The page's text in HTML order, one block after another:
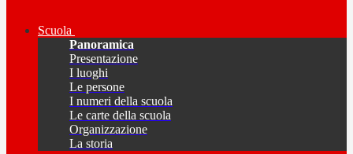
Scuola
Panoramica
Presentazione
I luoghi
Le persone
I numeri della scuola
Le carte della scuola
Organizzazione
La storia